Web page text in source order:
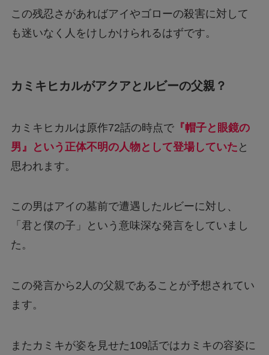
この残忍さがあればアイやゴローの殺害に対して
も迷いなく人をけしかけられるはずです。
カミキヒカルがアクアとルビーの父親？
カミキヒカルは原作72話の時点で『帽子と眼鏡の
男』という正体不明の人物として登場していた と
思われます。
この男はアイの墓前で遭遇したルビーに対し、
「君と僕の子」という意味深な発言をしていまし
た。
この発言から2人の父親であることが予想されてい
ます。
またカミキが姿を見せた109話ではカミキの容姿に